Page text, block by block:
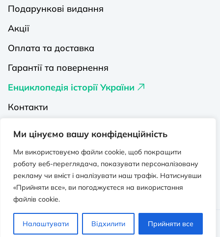
Ми цінуємо вашу конфіденційність
Ми використовуємо файли cookie, щоб покращити
роботу веб-переглядача, показувати персоналізовану
рекламу чи вміст і аналізувати наш трафік. Натиснувши
«Прийняти все», ви погоджуєтеся на використання
файлів cookie.
Налаштувати Відхилити Прийняти все
Подарункові видання
Акції
Оплата та доставка
Гарантії та повернення
Енциклопедія історії України
Контакти
Видавництва на Порталі
Політика конфіденційності
Публічна оферта
Видавничо-освітній проєкт “Портал”.
Всі права захищено. © 2026 - 2026